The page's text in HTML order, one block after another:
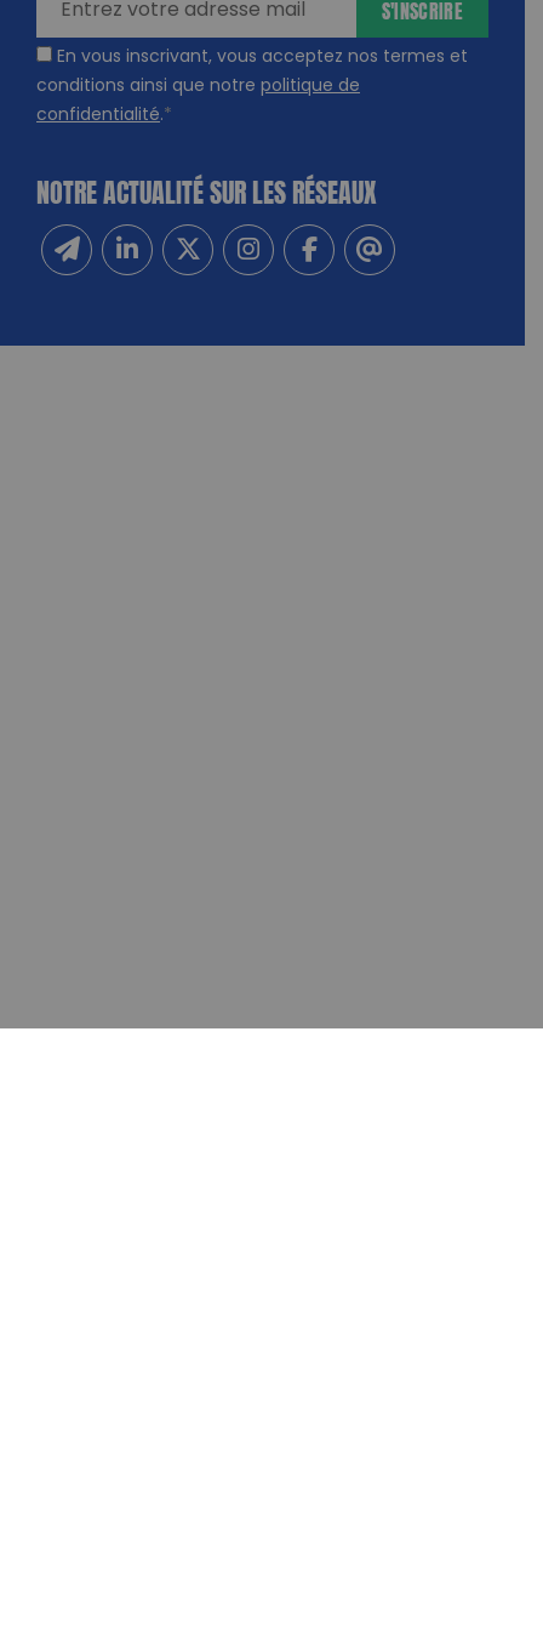
En vous inscrivant, vous acceptez nos termes et
conditions ainsi que notre politique de
confidentialité.*
S'INSCRIRE
NOTRE ACTUALITÉ SUR LES RÉSEAUX